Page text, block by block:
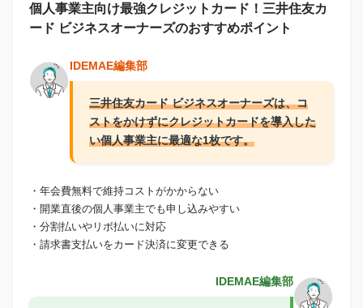
個人事業主向け最強クレジットカード！三井住友カ
ード ビジネスオーナーズのおすすめポイント
IDEMAE編集部
三井住友カード ビジネスオーナーズは、コ
ストをかけずにクレジットカードを導入した
い個人事業主に最適な1枚です。
・年会費無料で維持コストがかからない
・開業直後の個人事業主でも申し込みやすい
・分割払いやリボ払いに対応
・請求書支払いをカード決済に変更できる
IDEMAE編集部